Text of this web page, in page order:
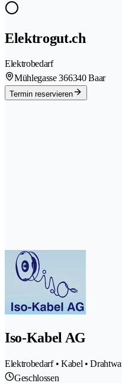
Elektrogut.ch
Elektrobedarf
Mühlegasse 366340 Baar
Termin reservieren
Iso-Kabel AG
Elektrobedarf • Kabel •
Geschlossen